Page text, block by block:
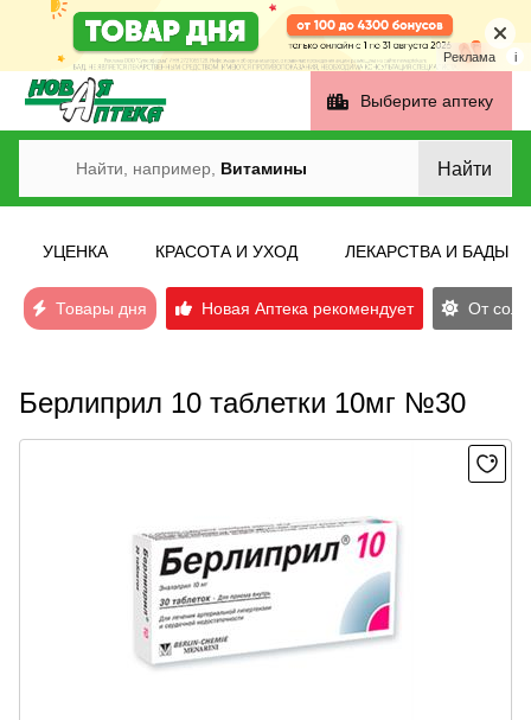
Реклама i
Выберите аптеку
Найти, например, Витамины Найти
УЦЕНКА КРАСОТА И УХОД ЛЕКАРСТВА И БАДЫ
Товары дня Новая Аптека рекомендует От
Берлиприл 10 таблетки 10мг №30